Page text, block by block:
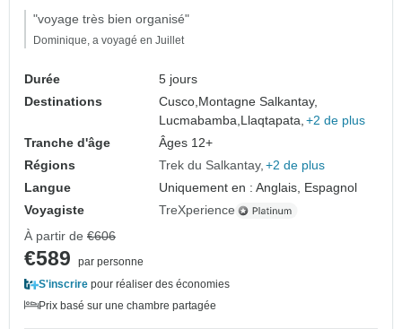
"voyage très bien organisé"
Dominique, a voyagé en Juillet
Durée
5 jours
Destinations
Cusco,Montagne Salkantay,
Lucmabamba,Llaqtapata, +2 de plus
Tranche d'âge
Âges 12+
Régions
Trek du Salkantay +2 de plus
Langue
Uniquement en : Anglais, Espagnol
Voyagiste
TreXperience
À partir de €606
€589
par personne
S'inscrire pour réaliser des économies
Prix basé sur une chambre partagée